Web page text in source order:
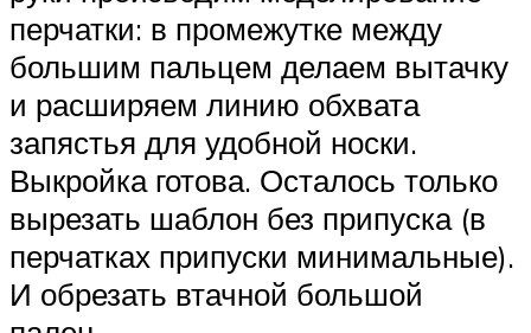
перчатки: в промежутке между
большим пальцем делаем вытачку
и расширяем линию обхвата
запястья для удобной носки.
Выкройка готова. Осталось только
вырезать шаблон без припуска (в
перчатках припуски минимальные).
И обрезать втачной большой